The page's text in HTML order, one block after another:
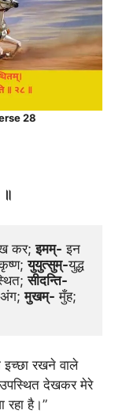
28
॥
कर; इमम्- इन
युयुत्सुम्-युद्ध
सीदन्ति-
अंग; मुखम्-
रखने वाले
उपस्थित देखकर मेरे
है।”